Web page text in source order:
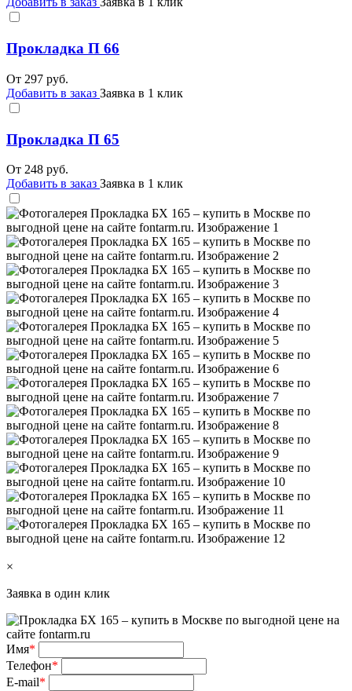
Прокладка П 66
От 297 руб.
Добавить в заказ Заявка в 1 клик
Прокладка П 65
От 248 руб.
Добавить в заказ Заявка в 1 клик
×
Заявка в один клик
Имя*
Телефон*
E-mail*